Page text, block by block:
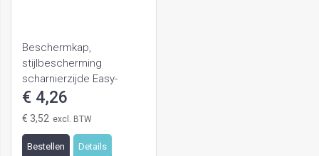
Beschermkap,
stijlbescherming
scharnierzijde Easy-
Frame, sponning 42mm
lengte 900mm
€ 4,26
€ 3,52
Bestellen Details